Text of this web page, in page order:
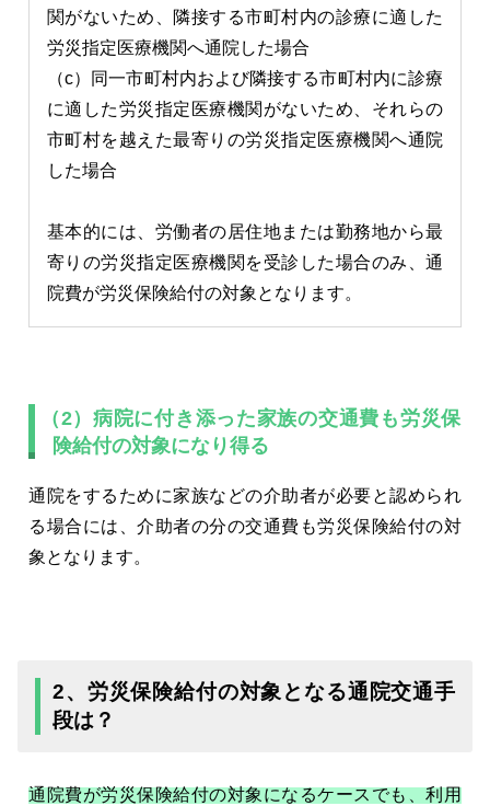
関がないため、隣接する市町村内の診療に適した
労災指定医療機関へ通院した場合
（c）同一市町村内および隣接する市町村内に診療
に適した労災指定医療機関がないため、それらの
市町村を越えた最寄りの労災指定医療機関へ通院
した場合
基本的には、労働者の居住地または勤務地から最
寄りの労災指定医療機関を受診した場合のみ、通
院費が労災保険給付の対象となります。
（2）病院に付き添った家族の交通費も労災保
険給付の対象になり得る
通院をするために家族などの介助者が必要と認められ
る場合には、介助者の分の交通費も労災保険給付の対
象となります。
2、労災保険給付の対象となる通院交通手
段は？
通院費が労災保険給付の対象になるケースでも、利用